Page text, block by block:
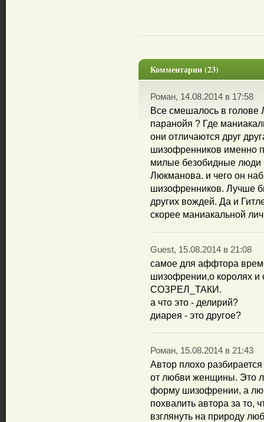
Комментарии (23)
Роман, 14.08.2014 в 17:58
Все смешалось в
паранойя ? Где
они отличаются друг
шизофренников именно
милые безобидные люди
Люкманова. и чего он
шизофренников. Лучше
других вождей. Да и
скорее маниакальной
Guest, 15.08.2014 в 21:08
самое для аффтора
шизофрении,о королях и
СОЗРЕЛ_ТАКИ.
а что это - делирий?
диарея - это другое?
Роман, 15.08.2014 в 21:43
Автор плохо
от любви женщины. Это
форму шизофрении, а
похвалить автора за то,
взглянуть на природу